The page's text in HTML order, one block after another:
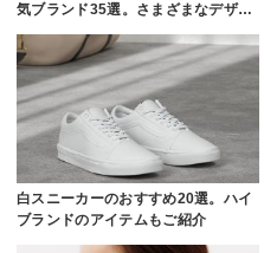
気ブランド35選。さまざまなデザ…
白スニーカーのおすすめ20選。ハイ
ブランドのアイテムもご紹介